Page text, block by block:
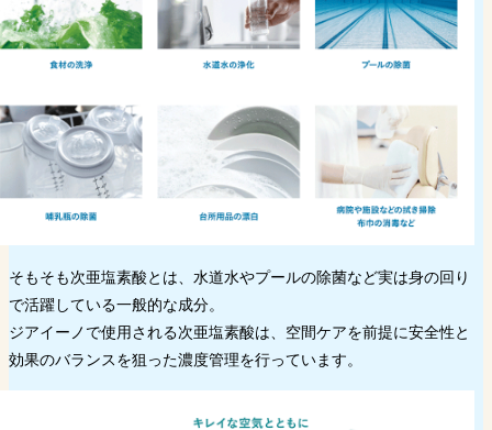
そもそも次亜塩素酸とは、水道水やプールの除菌など実は身の回り
で活躍している一般的な成分。
ジアイーノで使用される次亜塩素酸は、空間ケアを前提に安全性と
効果のバランスを狙った濃度管理を行っています。